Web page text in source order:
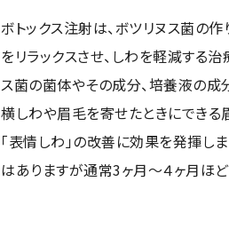
ボトックス注射は、ボツリヌス菌の
をリラックスさせ、しわを軽減する
ス菌の菌体やその成分、培養液の
横しわや眉毛を寄せたときにできる
「表情しわ」の改善に効果を発揮
はありますが通常3ヶ月〜４ヶ月ほ